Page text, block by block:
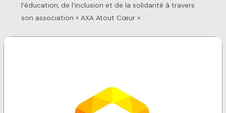
l’éducation, de l’inclusion et de la solidarité à travers
son association « AXA Atout Cœur ».